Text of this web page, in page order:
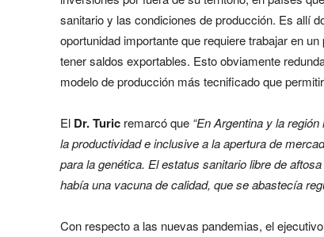
sanitario y las condiciones de producción. Es allí
oportunidad importante que requiere trabajar en
tener saldos exportables. Esto obviamente
modelo de producción más tecnificado que
El Dr. Turic remarcó que “En Argentina y la
la productividad e inclusive a la apertura de
para la genética. El estatus sanitario libre de
había una vacuna de calidad, que se abastecía
Con respecto a las nuevas pandemias, el